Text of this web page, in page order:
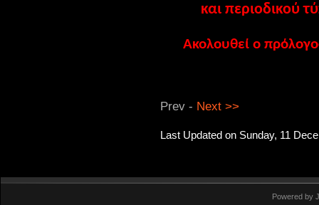
και περιοδικού
Ακολουθεί ο
Prev - Next >>
Last Updated on Sunday, 11
Powered by